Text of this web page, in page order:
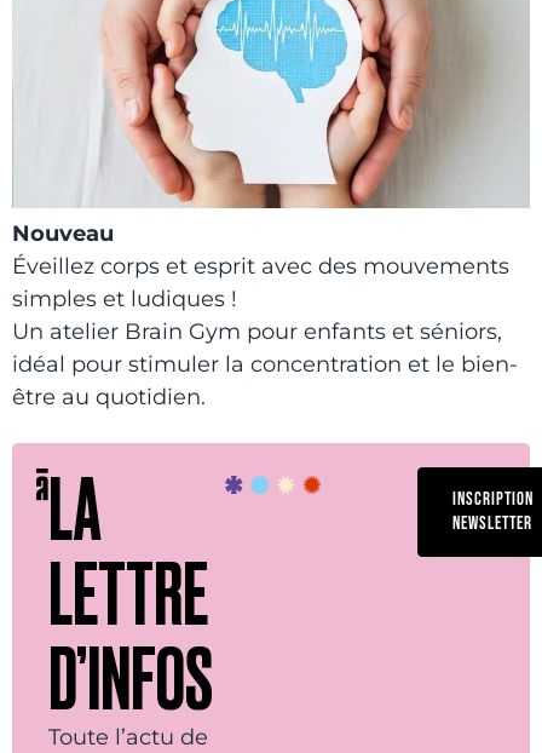
Nouveau
Éveillez corps et esprit avec des mouvements
simples et ludiques !
Un atelier Brain Gym pour enfants et séniors,
idéal pour stimuler la concentration et le bien-
être au quotidien.
LA
LETTRE
D’INFOS
Toute l’actu de
INSCRIPTION
NEWSLETTER